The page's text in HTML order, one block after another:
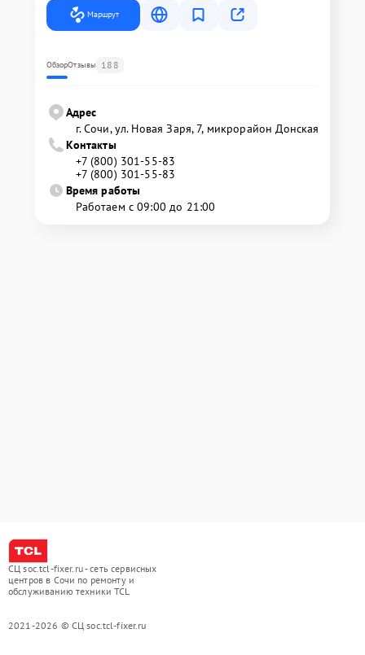
Маршрут
ОбзорОтзывы 188
Адрес
г. Сочи, ул. Новая Заря, 7, микрорайон Донская
Контакты
+7 (800) 301-55-83
+7 (800) 301-55-83
Время работы
Работаем с 09:00 до 21:00
СЦ soc.tcl-fixer.ru - сеть сервисных
центров в Сочи по ремонту и
обслуживанию техники TCL
2021-2026 © СЦ soc.tcl-fixer.ru